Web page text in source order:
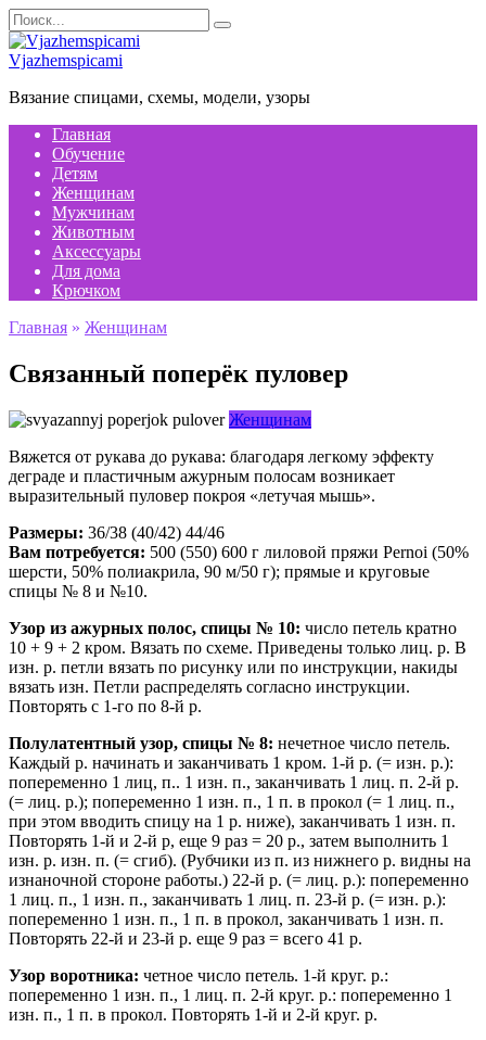
Перейти
к
содержанию
Search
for:
Vjazhemspicami
Вязание спицами, схемы, модели, узоры
Главная
Обучение
Детям
Женщинам
Мужчинам
Животным
Аксессуары
Для дома
Крючком
Главная » Женщинам
Связанный поперёк пуловер
Женщинам
Вяжется от рукава до рукава: благодаря легкому эффекту
деграде и пластичным ажурным полосам возникает
выразительный пуловер покроя «летучая мышь».
Размеры: 36/38 (40/42) 44/46
Вам потребуется: 500 (550) 600 г лиловой пряжи Pernoi (50%
шерсти, 50% полиакрила, 90 м/50 г); прямые и круговые
спицы № 8 и №10.
Узор из ажурных полос, спицы № 10: число петель кратно
10 + 9 + 2 кром. Вязать по схеме. Приведены только лиц. р. В
изн. р. петли вязать по рисунку или по инструкции, накиды
вязать изн. Петли распределять согласно инструкции.
Повторять с 1-го по 8-й р.
Полулатентный узор, спицы № 8: нечетное число петель.
Каждый р. начинать и заканчивать 1 кром. 1-й р. (= изн. р.):
попеременно 1 лиц, п.. 1 изн. п., заканчивать 1 лиц. п. 2-й р.
(= лиц. р.); попеременно 1 изн. п., 1 п. в прокол (= 1 лиц. п.,
при этом вводить спицу на 1 р. ниже), заканчивать 1 изн. п.
Повторять 1-й и 2-й р, еще 9 раз = 20 р., затем выполнить 1
изн. р. изн. п. (= сгиб). (Рубчики из п. из нижнего р. видны на
изнаночной стороне работы.) 22-й р. (= лиц. р.): попеременно
1 лиц. п., 1 изн. п., заканчивать 1 лиц. п. 23-й р. (= изн. р.):
попеременно 1 изн. п., 1 п. в прокол, заканчивать 1 изн. п.
Повторять 22-й и 23-й р. еще 9 раз = всего 41 р.
Узор воротника: четное число петель. 1-й круг. р.:
попеременно 1 изн. п., 1 лиц. п. 2-й круг. р.: попеременно 1
изн. п., 1 п. в прокол. Повторять 1-й и 2-й круг. р.